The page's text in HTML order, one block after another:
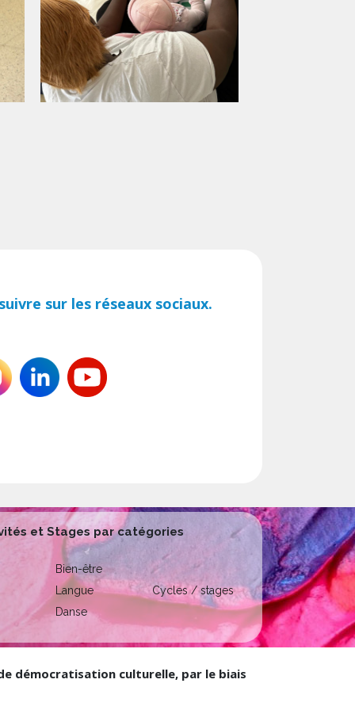
sur les réseaux sociaux.
et Stages par catégories
Bien-être
Langue
Danse
Cycles / stages
démocratisation culturelle, par le biais